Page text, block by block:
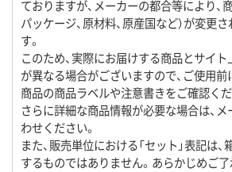
ておりますが、メーカーの都合等により、商
パッケージ、原材料、原産国など）が変更
す。
このため、実際にお届けする商品とサイ
が異なる場合がございますので、ご使用
商品の商品ラベルや注意書きをご確認くだ
さらに詳細な商品情報が必要な場合は、
わせください。
また、販売単位における「セット」表記は
するものではありません。あらかじめご了